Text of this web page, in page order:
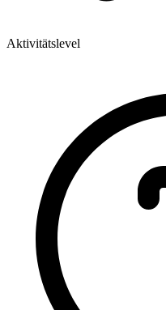
Aktivitätslevel